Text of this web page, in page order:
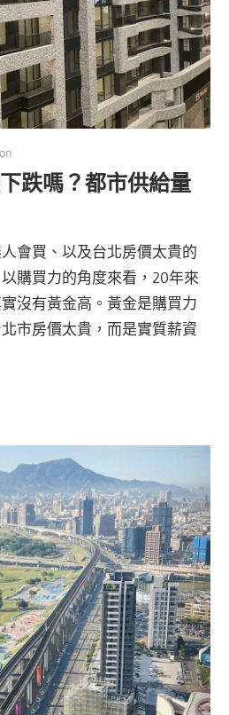
跌嗎？都市供給量
會買、以及台北房價太貴的
購買力的角度來看，20年來
沒有黃金高。黃金是購買力
市房價太貴，而是實質薪資